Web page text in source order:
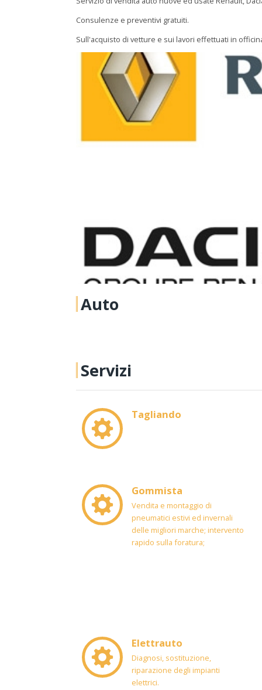
Consulenze e preventivi gratuiti.
Sull'acquisto di vetture e sui lavori effettuati in
Auto
Servizi
Tagliando
Gommista
Vendita e montaggio di
pneumatici estivi ed invernali
delle migliori marche; intervento
rapido sulla foratura;
Elettrauto
Diagnosi, sostituzione,
riparazione degli impianti
elettrici.